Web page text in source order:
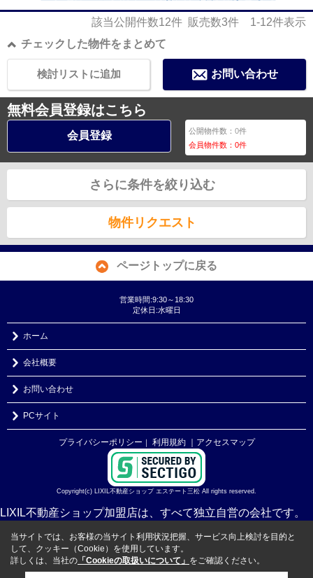
該当公開件数12件 販売数3件 1-12件表示
チェックした物件をまとめて
お問い合わせ
検討リストに追加
無料会員登録はこちら
会員登録 公開物件数：0件
会員物件数：0件
さらに条件を絞り込む
物件リクエスト
ページトップに戻る
営業時間:9:30～18:30
定休日:水曜日
ホーム
会社概要
お問い合わせ
PCサイト
プライバシーポリシー ｜ 利用規約 ｜アクセスマップ
Copyright(c) LIXIL不動産ショップ エステート三松 All rights reserved.
LIXIL不動産ショップ加盟店は、すべて独立自営の会社です。
当サイトでは、お客様の当サイト利用状況把握、サービス向上検討を目的と
して、クッキー（Cookie）を使用しています。
詳しくは、当社の 「Cookieの取扱いについて」 をご確認ください。